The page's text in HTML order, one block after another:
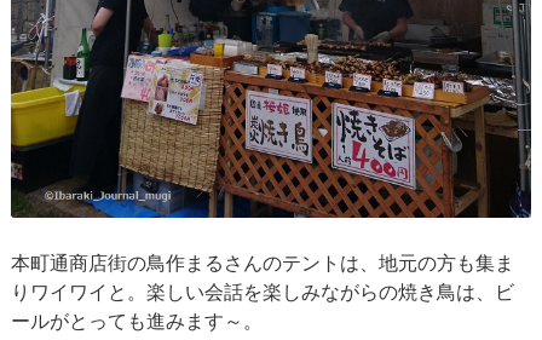
本町通商店街の鳥作まるさんのテントは、地元の方も集ま
りワイワイと。楽しい会話を楽しみながらの焼き鳥は、ビ
ールがとっても進みます～。